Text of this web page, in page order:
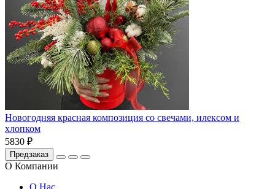
Новогодняя красная композиция со свечами, илексом и
хлопком
5830 ₽
Предзаказ
О Компании
О Нас